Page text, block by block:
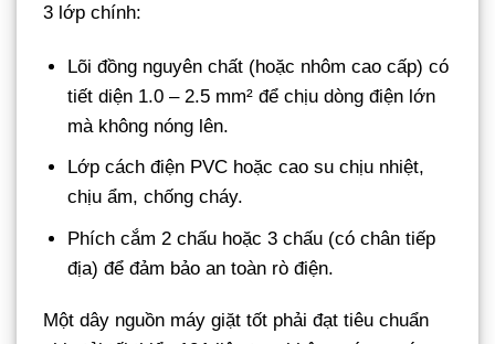
3 lớp chính:
Lõi đồng nguyên chất (hoặc nhôm cao cấp) có
tiết diện 1.0 – 2.5 mm² để chịu dòng điện lớn
mà không nóng lên.
Lớp cách điện PVC hoặc cao su chịu nhiệt,
chịu ẩm, chống cháy.
Phích cắm 2 chấu hoặc 3 chấu (có chân tiếp
địa) để đảm bảo an toàn rò điện.
Một dây nguồn máy giặt tốt phải đạt tiêu chuẩn